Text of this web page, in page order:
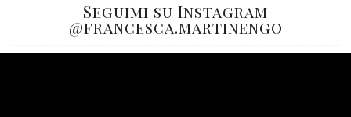
Seguimi su Instagram
@francesca.martinengo